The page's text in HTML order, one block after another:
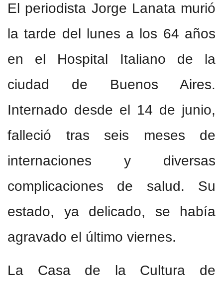
El periodista Jorge Lanata murió
la tarde del lunes a los 64 años
en el Hospital Italiano de la
ciudad de Buenos Aires.
Internado desde el 14 de junio,
falleció tras seis meses de
internaciones y diversas
complicaciones de salud. Su
estado, ya delicado, se había
agravado el último viernes.
La Casa de la Cultura de